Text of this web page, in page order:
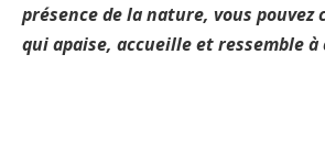
présence de la nature, vous pouvez
qui apaise, accueille et ressemble à